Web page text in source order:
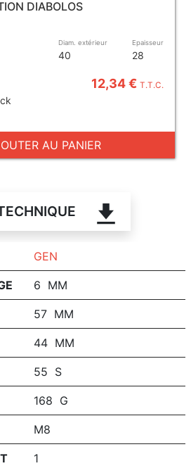
DIABOLOS
Diam. extérieur
40
Epaisseur
28
12,34 €T.T.C.
AU PANIER
GEN
6 MM
57 MM
44 MM
55 S
168 G
M8
1